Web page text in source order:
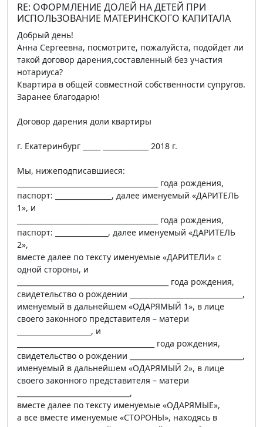
RE: ОФОРМЛЕНИЕ ДОЛЕЙ НА ДЕТЕЙ ПРИ
ИСПОЛЬЗОВАНИЕ МАТЕРИНСКОГО КАПИТАЛА
Добрый день!
Анна Сергеевна, посмотрите, пожалуйста, подойдет ли
такой договор дарения,составленный без участия
нотариуса?
Квартира в общей совместной собственности супругов.
Заранее благодарю!
Договор дарения доли квартиры
г. Екатеринбург _____ _____________ 2018 г.
Мы, нижеподписавшиеся:
________________________________________ года рождения,
паспорт: ________________, далее именуемый «ДАРИТЕЛЬ
1», и
________________________________________ года рождения,
паспорт: _______________, далее именуемый «ДАРИТЕЛЬ
2»,
вместе далее по тексту именуемые «ДАРИТЕЛИ» с
одной стороны, и
___________________________________________ года рождения,
свидетельство о рождении ________________________________,
именуемый в дальнейшем «ОДАРЯМЫЙ 1», в лице
своего законного представителя – матери
_____________________, и
_______________________________________ года рождения,
свидетельство о рождении ________________________________,
именуемый в дальнейшем «ОДАРЯМЫЙ 2», в лице
своего законного представителя – матери
________________________________,
вместе далее по тексту именуемые «ОДАРЯМЫЕ»,
а все вместе именуемые «СТОРОНЫ», находясь в